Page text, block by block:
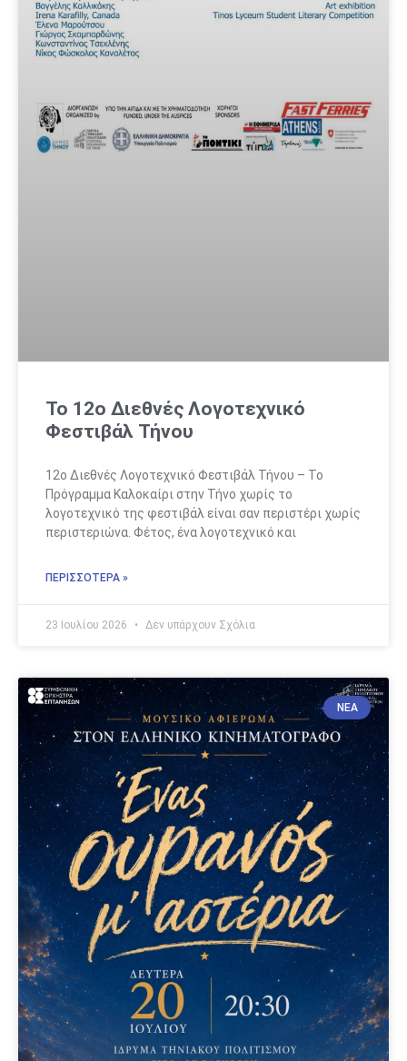
Το 12ο Διεθνές Λογοτεχνικό
Φεστιβάλ Τήνου
12ο Διεθνές Λογοτεχνικό Φεστιβάλ Τήνου – Το
Πρόγραμμα Καλοκαίρι στην Τήνο χωρίς το
λογοτεχνικό της φεστιβάλ είναι σαν περιστέρι χωρίς
περιστεριώνα. Φέτος, ένα λογοτεχνικό και
ΠΕΡΙΣΣΟΤΕΡΑ »
23 Ιουλίου 2026 Δεν υπάρχουν Σχόλια
ΝΈΑ